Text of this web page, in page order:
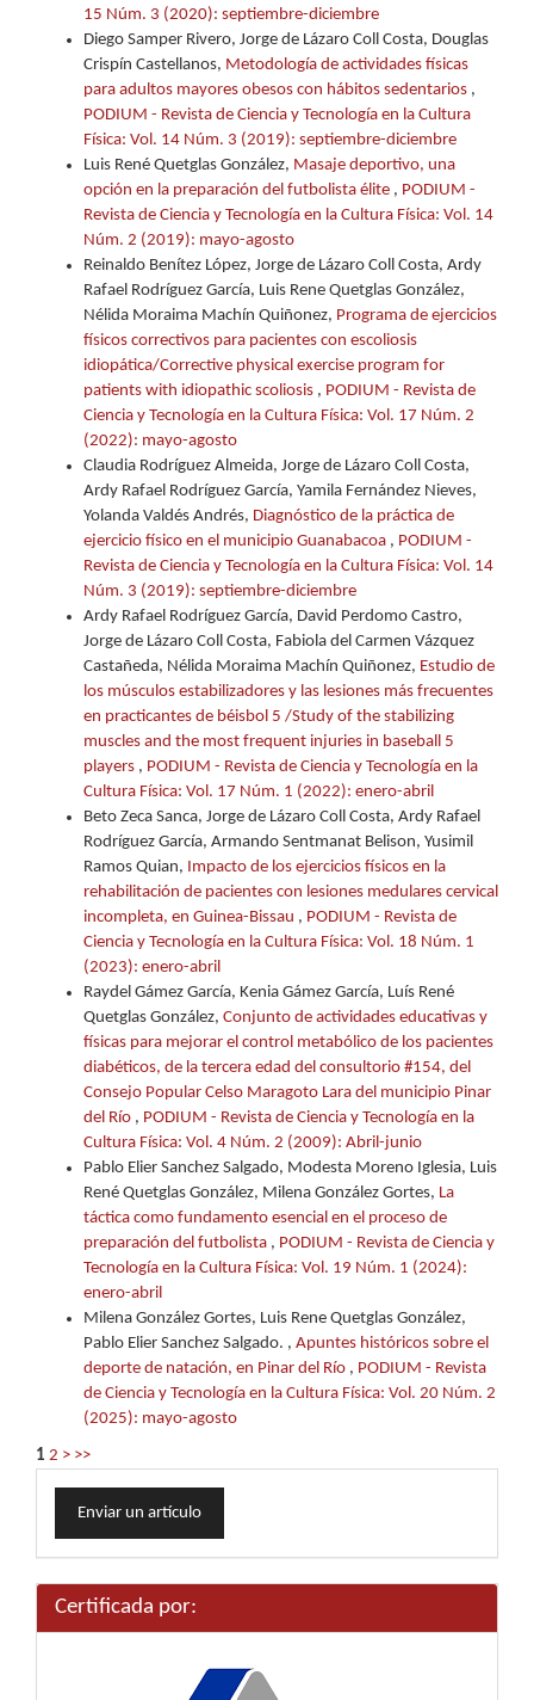
15 Núm. 3 (2020): septiembre-diciembre
Diego Samper Rivero, Jorge de Lázaro Coll Costa, Douglas
Crispín Castellanos, Metodología de actividades físicas
para adultos mayores obesos con hábitos sedentarios ,
PODIUM - Revista de Ciencia y Tecnología en la Cultura
Física: Vol. 14 Núm. 3 (2019): septiembre-diciembre
Luis René Quetglas González, Masaje deportivo, una
opción en la preparación del futbolista élite , PODIUM -
Revista de Ciencia y Tecnología en la Cultura Física: Vol. 14
Núm. 2 (2019): mayo-agosto
Reinaldo Benítez López, Jorge de Lázaro Coll Costa, Ardy
Rafael Rodríguez García, Luis Rene Quetglas González,
Nélida Moraima Machín Quiñonez, Programa de ejercicios
físicos correctivos para pacientes con escoliosis
idiopática/Corrective physical exercise program for
patients with idiopathic scoliosis , PODIUM - Revista de
Ciencia y Tecnología en la Cultura Física: Vol. 17 Núm. 2
(2022): mayo-agosto
Claudia Rodríguez Almeida, Jorge de Lázaro Coll Costa,
Ardy Rafael Rodríguez García, Yamila Fernández Nieves,
Yolanda Valdés Andrés, Diagnóstico de la práctica de
ejercicio físico en el municipio Guanabacoa , PODIUM -
Revista de Ciencia y Tecnología en la Cultura Física: Vol. 14
Núm. 3 (2019): septiembre-diciembre
Ardy Rafael Rodríguez García, David Perdomo Castro,
Jorge de Lázaro Coll Costa, Fabiola del Carmen Vázquez
Castañeda, Nélida Moraima Machín Quiñonez, Estudio de
los músculos estabilizadores y las lesiones más frecuentes
en practicantes de béisbol 5 /Study of the stabilizing
muscles and the most frequent injuries in baseball 5
players , PODIUM - Revista de Ciencia y Tecnología en la
Cultura Física: Vol. 17 Núm. 1 (2022): enero-abril
Beto Zeca Sanca, Jorge de Lázaro Coll Costa, Ardy Rafael
Rodríguez García, Armando Sentmanat Belison, Yusimil
Ramos Quian, Impacto de los ejercicios físicos en la
rehabilitación de pacientes con lesiones medulares cervical
incompleta, en Guinea-Bissau , PODIUM - Revista de
Ciencia y Tecnología en la Cultura Física: Vol. 18 Núm. 1
(2023): enero-abril
Raydel Gámez García, Kenia Gámez García, Luís René
Quetglas González, Conjunto de actividades educativas y
físicas para mejorar el control metabólico de los pacientes
diabéticos, de la tercera edad del consultorio #154, del
Consejo Popular Celso Maragoto Lara del municipio Pinar
del Río , PODIUM - Revista de Ciencia y Tecnología en la
Cultura Física: Vol. 4 Núm. 2 (2009): Abril-junio
Pablo Elier Sanchez Salgado, Modesta Moreno Iglesia, Luis
René Quetglas González, Milena González Gortes, La
táctica como fundamento esencial en el proceso de
preparación del futbolista , PODIUM - Revista de Ciencia y
Tecnología en la Cultura Física: Vol. 19 Núm. 1 (2024):
enero-abril
Milena González Gortes, Luis Rene Quetglas González,
Pablo Elier Sanchez Salgado. , Apuntes históricos sobre el
deporte de natación, en Pinar del Río , PODIUM - Revista
de Ciencia y Tecnología en la Cultura Física: Vol. 20 Núm. 2
(2025): mayo-agosto
1 2 > >>
Enviar
unEnviar un artículo
Certificada por: